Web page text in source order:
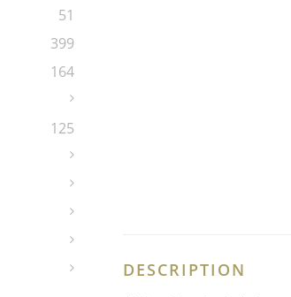
51
399
164
125
DESCRIPTION